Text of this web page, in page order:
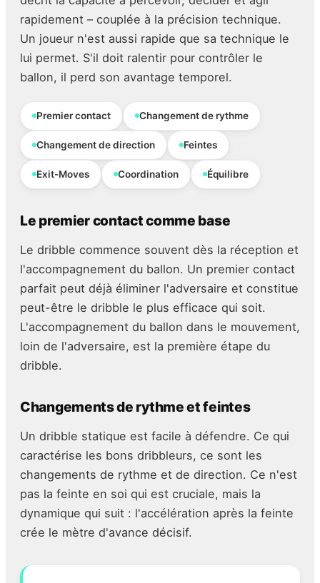
rapidement – couplée à la précision technique.
Un joueur n'est aussi rapide que sa technique le
lui permet. S'il doit ralentir pour contrôler le
ballon, il perd son avantage temporel.
Premier contact Changement de rythme
Changement de direction Feintes
Exit-Moves Coordination Équilibre
Le premier contact comme base
Le dribble commence souvent dès la réception et
l'accompagnement du ballon. Un premier contact
parfait peut déjà éliminer l'adversaire et constitue
peut-être le dribble le plus efficace qui soit.
L'accompagnement du ballon dans le mouvement,
loin de l'adversaire, est la première étape du
dribble.
Changements de rythme et feintes
Un dribble statique est facile à défendre. Ce qui
caractérise les bons dribbleurs, ce sont les
changements de rythme et de direction. Ce n'est
pas la feinte en soi qui est cruciale, mais la
dynamique qui suit : l'accélération après la feinte
crée le mètre d'avance décisif.